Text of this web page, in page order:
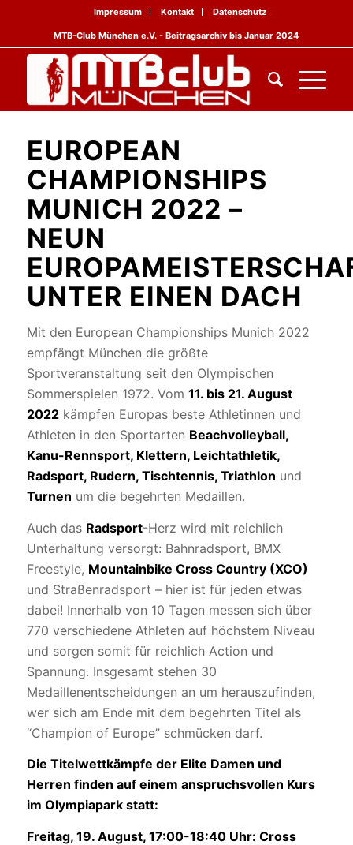
Impressum Kontakt Datenschutz
MTB-Club München e.V. - Beitragsarchiv bis Januar 2024
EUROPEAN
CHAMPIONSHIPS
MUNICH 2022 –
NEUN
UNTER EINEN DACH
Mit den European Championships Munich 2022
empfängt München die größte
Sportveranstaltung seit den Olympischen
Sommerspielen 1972. Vom 11. bis 21. August
2022kämpfen Europas beste Athletinnen und
Athleten in den Sportarten Beachvolleyball,
Kanu-Rennsport, Klettern, Leichtathletik,
Radsport, Rudern, Tischtennis, Triathlon und
Turnen um die begehrten Medaillen.
Auch das Radsport-Herz wird mit reichlich
Unterhaltung versorgt: Bahnradsport, BMX
Freestyle, Mountainbike Cross Country (XCO)
und Straßenradsport – hier ist für jeden etwas
dabei! Innerhalb von 10 Tagen messen sich über
770 verschiedene Athleten auf höchstem Niveau
und sorgen somit für reichlich Action und
Spannung. Insgesamt stehen 30
Medaillenentscheidungen an um herauszufinden,
wer sich am Ende mit dem begehrten Titel als
“Champion of Europe” schmücken darf.
Die Titelwettkämpfe der Elite Damen und
Herren finden auf einem anspruchsvollen Kurs
im Olympiapark statt:
Freitag, 19. August, 17:00-18:40 Uhr: Cross